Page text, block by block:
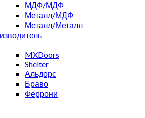
МДФ/МДФ
Металл/МДФ
Металл/Металл
MXDoors
Shelter
Альдорс
Браво
Феррони